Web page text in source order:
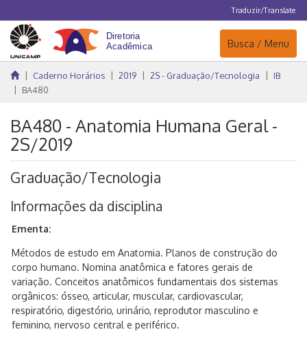
Traduzir/Translate
Navegação
Busca / Menu
Caderno Horários 2019 2S - Graduação/Tecnologia
IB
BA480
BA480 - Anatomia Humana Geral -
2S/2019
Graduação/Tecnologia
Informações da disciplina
Ementa:
Métodos de estudo em Anatomia. Planos de construção do
corpo humano. Nomina anatômica e fatores gerais de
variação. Conceitos anatômicos fundamentais dos sistemas
orgânicos: ósseo, articular, muscular, cardiovascular,
respiratório, digestório, urinário, reprodutor masculino e
feminino, nervoso central e periférico.